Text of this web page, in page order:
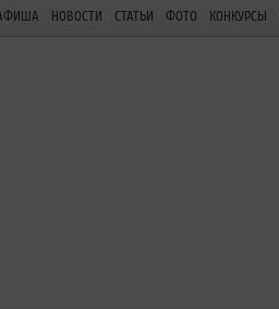
НОВОСТИ СТАТЬИ ФОТО КОНКУРСЫ